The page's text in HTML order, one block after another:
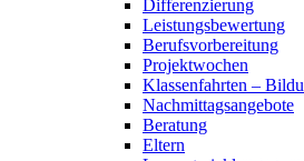
Differenzierung
Leistungsbewertung
Berufsvorbereitung
Projektwochen
Klassenfahrten –
Nachmittagsangebote
Beratung
Eltern